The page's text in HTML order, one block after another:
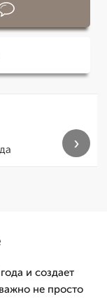
›
и создает
не просто